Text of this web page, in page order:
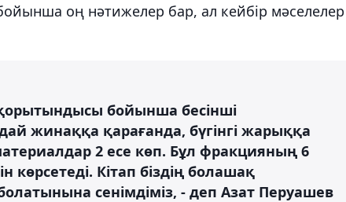
оң нәтижелер бар, ал кейбір мәселелер
бойынша бесінші
жинаққа қарағанда, бүгінгі жарыққа
2 есе көп. Бұл фракцияның 6
Кітап біздің болашақ
сенімдіміз, - деп Азат Перуашев